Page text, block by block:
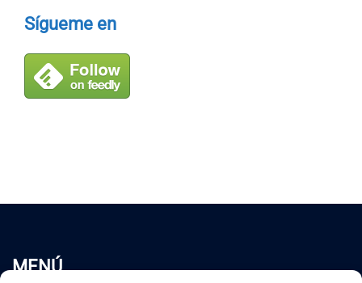
Sígueme en
MENÚ